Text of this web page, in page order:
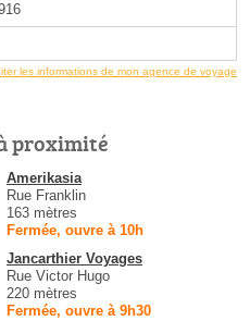
les informations de mon agence de voyage
proximité
Amerikasia
Rue Franklin
163 mètres
Fermée, ouvre à 10h
Jancarthier Voyages
Rue Victor Hugo
220 mètres
Fermée, ouvre à 9h30